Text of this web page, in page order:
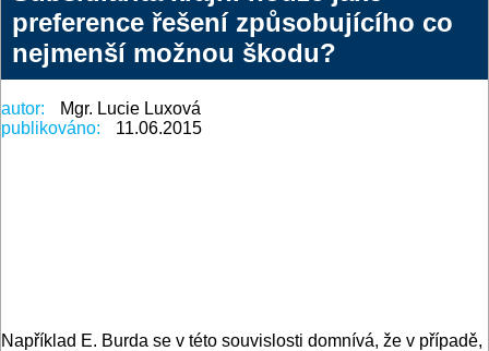
preference řešení způsobujícího co
nejmenší možnou škodu?
autor:
Mgr. Lucie Luxová
publikováno:
11.06.2015
Například E. Burda se v této souvislosti domnívá, že v případě,